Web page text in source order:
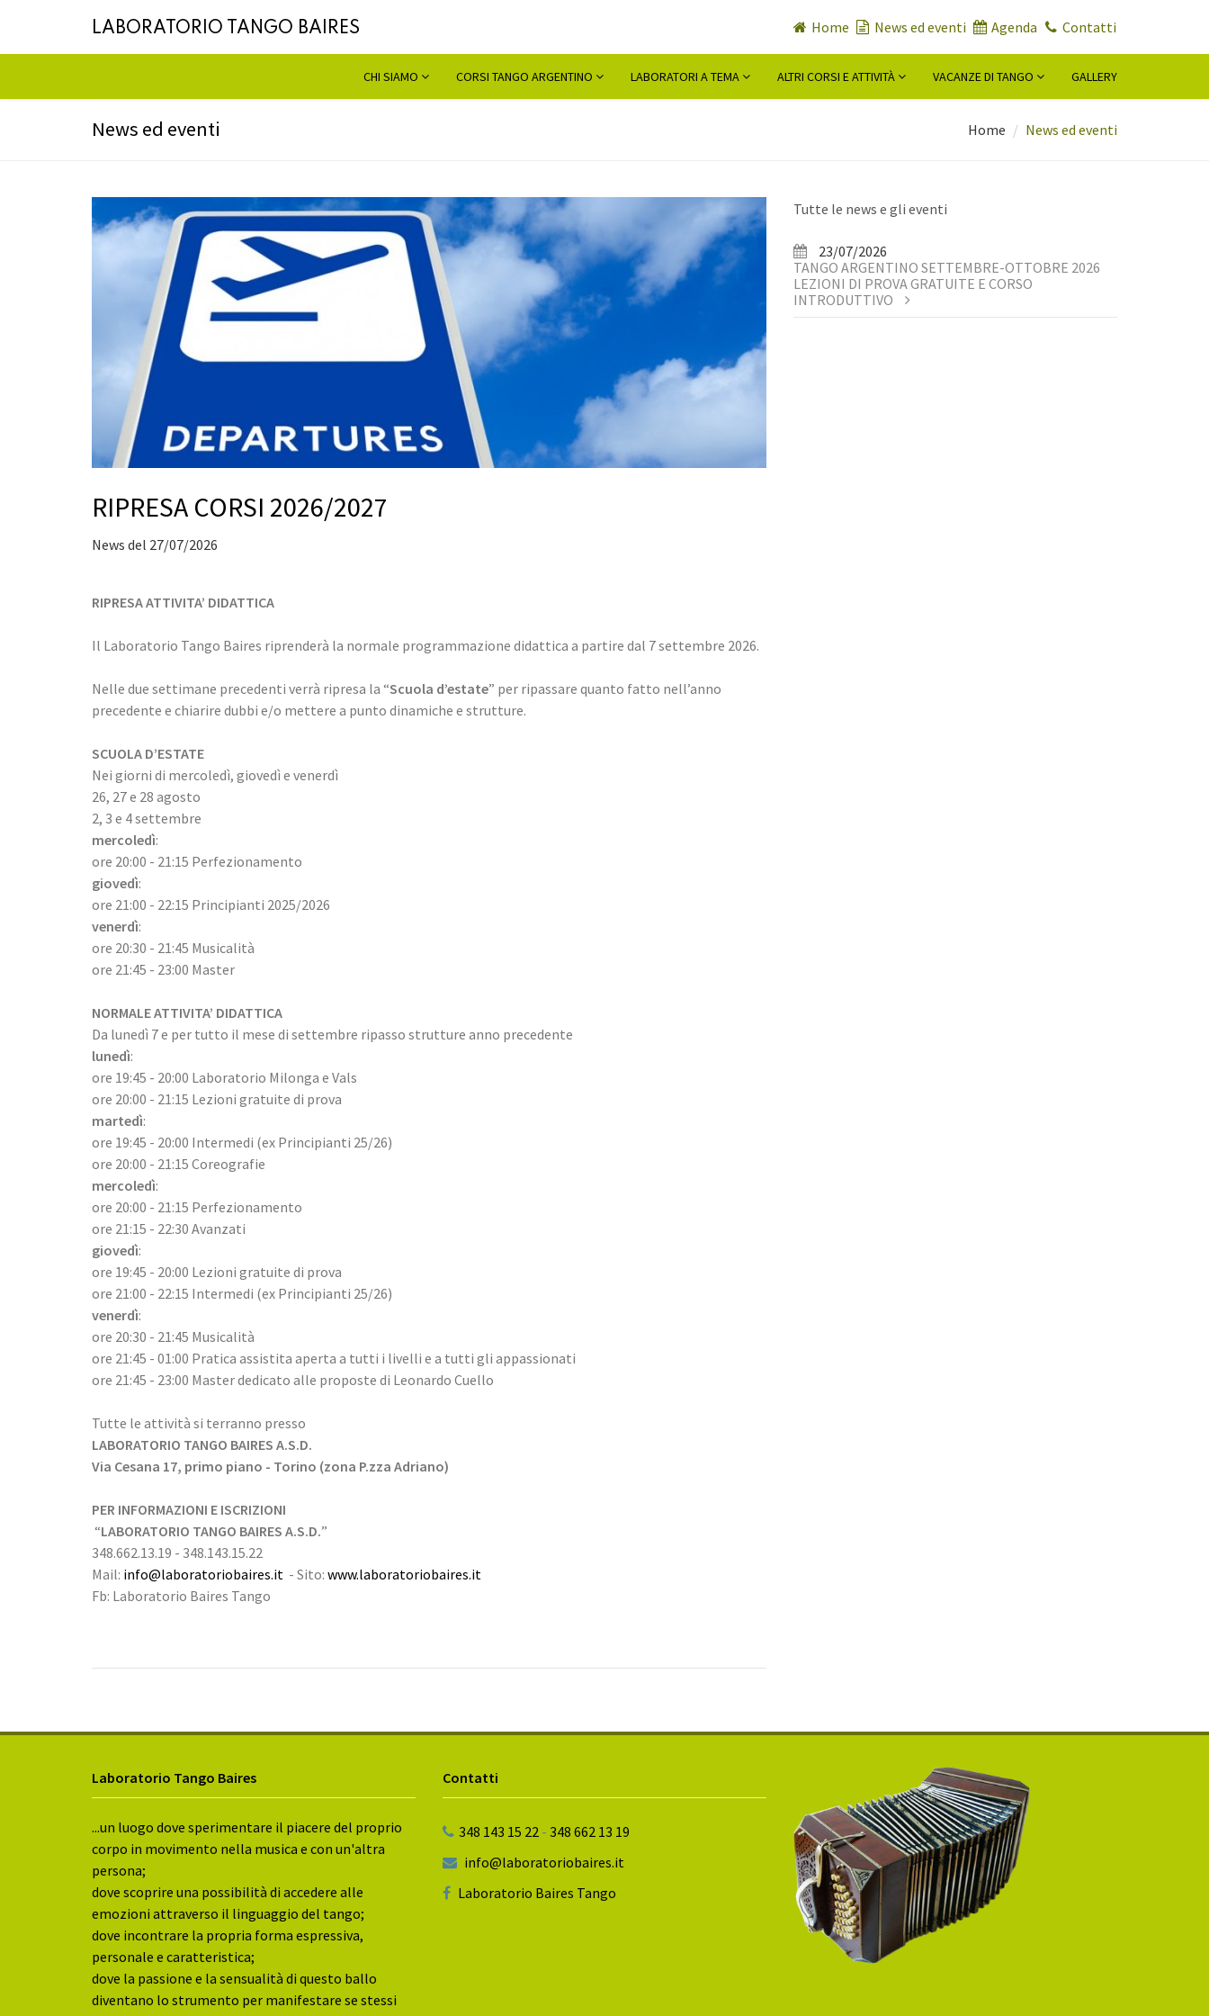
Home News ed eventi Agenda Contatti
LABORATORIO TANGO BAIRES
CHI SIAMO CORSI TANGO ARGENTINO LABORATORI A TEMA ALTRI CORSI E ATTIVITÀ VACANZE DI TANGO GALLERY
News ed eventi Home News ed eventi
RIPRESA CORSI 2026/2027
News del 27/07/2026
RIPRESA ATTIVITA’ DIDATTICA
Il Laboratorio Tango Baires riprenderà la normale programmazione didattica a partire dal 7 settembre 2026.
Nelle due settimane precedenti verrà ripresa la “Scuola d’estate” per ripassare quanto fatto nell’anno
precedente e chiarire dubbi e/o mettere a punto dinamiche e strutture.
SCUOLA D’ESTATE
Nei giorni di mercoledì, giovedì e venerdì
26, 27 e 28 agosto
2, 3 e 4 settembre
mercoledì:
ore 20:00 - 21:15 Perfezionamento
giovedì:
ore 21:00 - 22:15 Principianti 2025/2026
venerdì:
ore 20:30 - 21:45 Musicalità
ore 21:45 - 23:00 Master
NORMALE ATTIVITA’ DIDATTICA
Da lunedì 7 e per tutto il mese di settembre ripasso strutture anno precedente
lunedì:
ore 19:45 - 20:00 Laboratorio Milonga e Vals
ore 20:00 - 21:15 Lezioni gratuite di prova
martedì:
ore 19:45 - 20:00 Intermedi (ex Principianti 25/26)
ore 20:00 - 21:15 Coreografie
mercoledì:
ore 20:00 - 21:15 Perfezionamento
ore 21:15 - 22:30 Avanzati
giovedì:
ore 19:45 - 20:00 Lezioni gratuite di prova
ore 21:00 - 22:15 Intermedi (ex Principianti 25/26)
venerdì:
ore 20:30 - 21:45 Musicalità
ore 21:45 - 01:00 Pratica assistita aperta a tutti i livelli e a tutti gli appassionati
ore 21:45 - 23:00 Master dedicato alle proposte di Leonardo Cuello
Tutte le attività si terranno presso
LABORATORIO TANGO BAIRES A.S.D.
Via Cesana 17, primo piano - Torino (zona P.zza Adriano)
PER INFORMAZIONI E ISCRIZIONI
“LABORATORIO TANGO BAIRES A.S.D.”
348.662.13.19 - 348.143.15.22
Mail: info@laboratoriobaires.it - Sito: www.laboratoriobaires.it
Fb: Laboratorio Baires Tango
Tutte le news e gli eventi
23/07/2026
TANGO ARGENTINO SETTEMBRE-OTTOBRE 2026
LEZIONI DI PROVA GRATUITE E CORSO
INTRODUTTIVO
Laboratorio Tango Baires
...un luogo dove sperimentare il piacere del proprio
corpo in movimento nella musica e con un'altra
persona;
dove scoprire una possibilità di accedere alle
emozioni attraverso il linguaggio del tango;
dove incontrare la propria forma espressiva,
personale e caratteristica;
dove la passione e la sensualità di questo ballo
diventano lo strumento per manifestare se stessi
Contatti
348 143 15 22 - 348 662 13 19
info@laboratoriobaires.it
Laboratorio Baires Tango